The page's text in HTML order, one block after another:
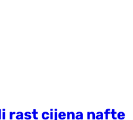
rast cijena nafte